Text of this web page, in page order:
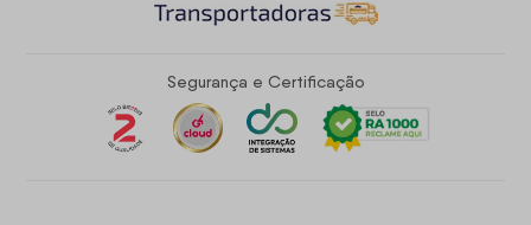
Segurança e Certificação